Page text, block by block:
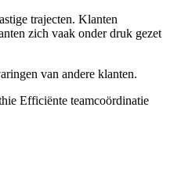
trajecten. Klanten
zich vaak onder druk gezet
van andere klanten.
Efficiënte teamcoördinatie